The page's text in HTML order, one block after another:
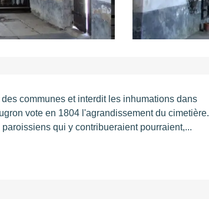
communes et interdit les inhumations dans
vote en 1804 l'agrandissement du cimetière.
qui y contribueraient pourraient,...